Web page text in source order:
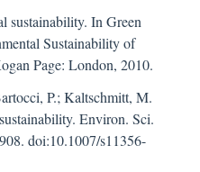
sustainability. In Green
Sustainability of
Page: London, 2010.
P.; Kaltschmitt, M.
Environ. Sci.
doi:10.1007/s11356-